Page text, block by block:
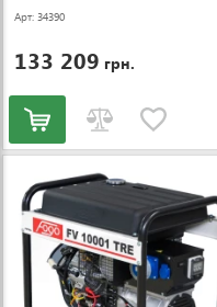
Арт: 34390
133 209 грн.